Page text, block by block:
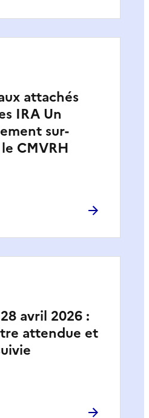
attachés
IRA Un
sur-
CMVRH
avril 2026 :
attendue et